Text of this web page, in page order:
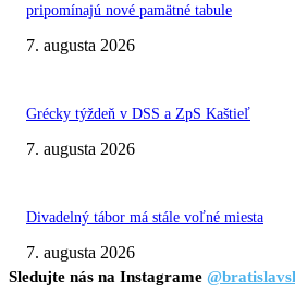
pripomínajú nové pamätné tabule
7. augusta 2026
Grécky týždeň v DSS a ZpS Kaštieľ
7. augusta 2026
Divadelný tábor má stále voľné miesta
7. augusta 2026
Sledujte nás na Instagrame